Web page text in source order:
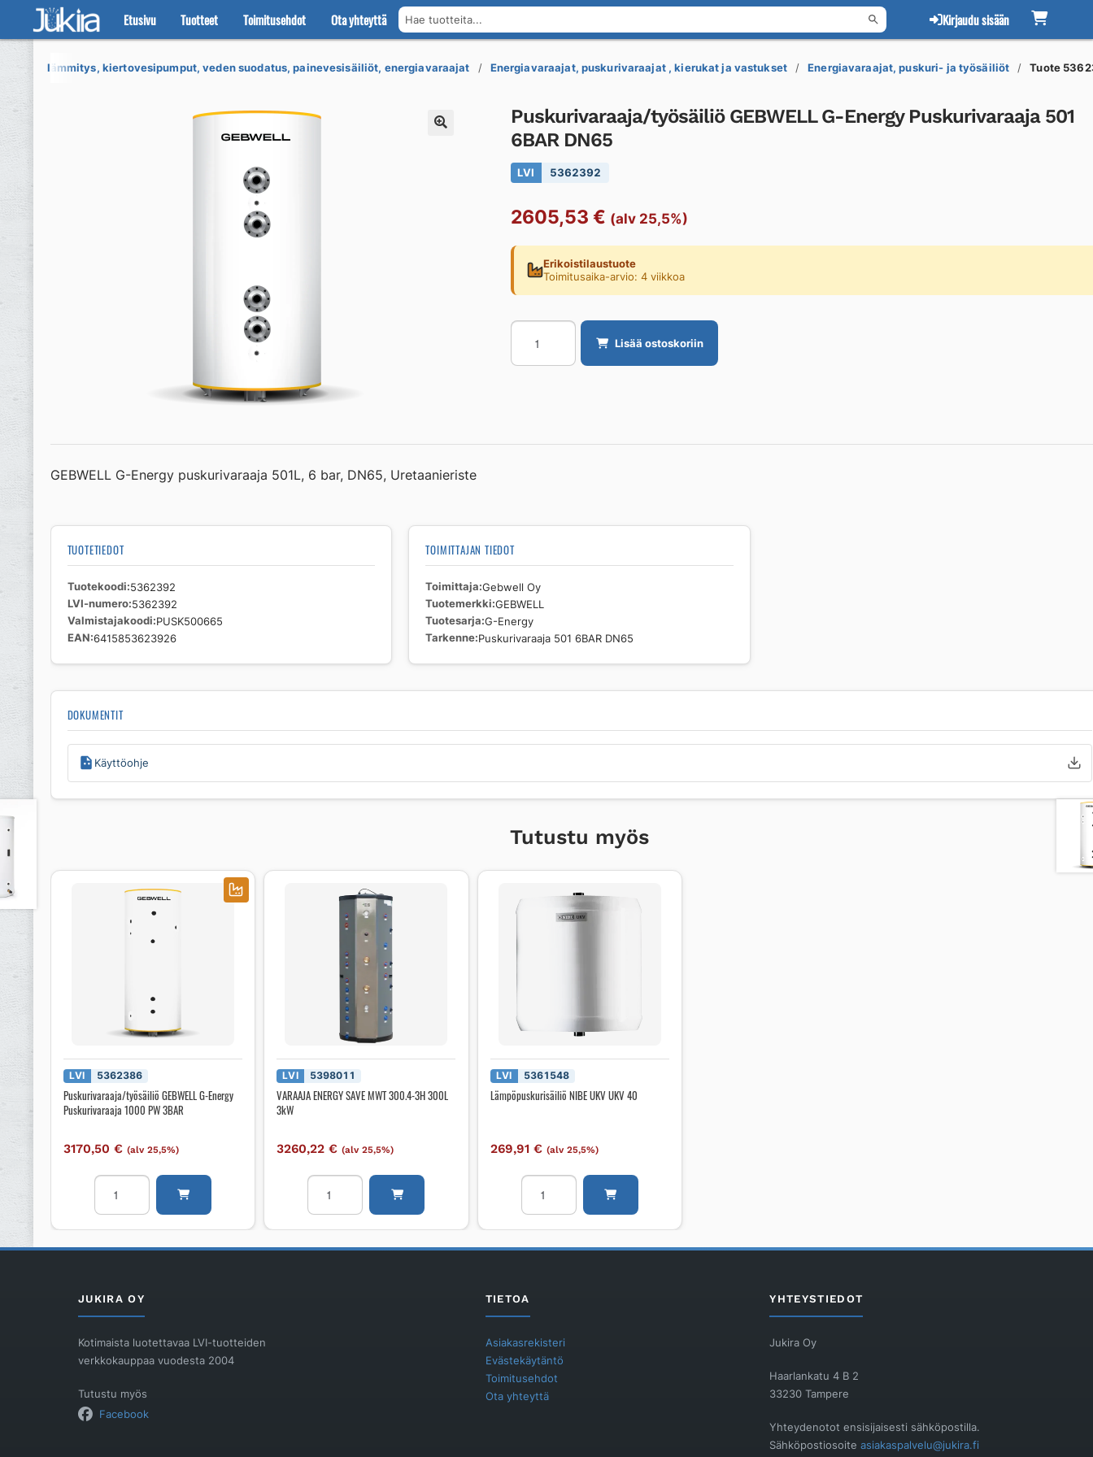
Etusivu Tuotteet Toimitusehdot Ota yhteyttä Hae tuotteita... Kirjaudu sisään
Siirry
navigointiin
Siirry
sisältöön
lämmitys, kiertovesipumput, veden suodatus, painevesisäiliöt, energiavaraajat Energiavaraajat, puskurivaraajat , kierukat ja vastukset Energiavaraajat, puskuri- ja työsäiliöt Tuote
Puskurivaraaja/työsäiliö GEBWELL G-Energy Puskurivaraaja 501
6BAR DN65
LVI 5362392
2605,53 € (alv 25,5%)
Erikoistilaustuote
Toimitusaika-arvio: 4 viikkoa
Puskurivaraaja/työsäiliö
GEBWELL
G-
Lisää ostoskoriin
GEBWELL G-Energy puskurivaraaja 501L, 6 bar, DN65, Uretaanieriste
TUOTETIEDOT
Tuotekoodi 5362392
LVI-numero 5362392
Valmistajakoodi PUSK500665
EAN 6415853623926
TOIMITTAJAN TIEDOT
Toimittaja Gebwell Oy
Tuotemerkki GEBWELL
Tuotesarja G-Energy
Tarkenne Puskurivaraaja 501 6BAR DN65
DOKUMENTIT
Käyttöohje
Tutustu myös
LVI 5362386
Puskurivaraaja/työsäiliö GEBWELL G-Energy
Puskurivaraaja 1000 PW 3BAR
3170,50€ (alv 25,5%)
Puskurivaraaja/työsäiliö
GEBWELL
G-
Puskurivaraaja
LVI 5398011
VARAAJA ENERGY SAVE MWT 300.4-3H 300L
3kW
3260,22€ (alv 25,5%)
VARAAJA
ENERGY
SAVE
300.4-
LVI 5361548
Lämpöpuskurisäiliö NIBE UKV UKV 40
269,91 € (alv 25,5%)
Lämpöpuskurisäiliö
NIBE
UKV
40
JUKIRA OY
Kotimaista luotettavaa LVI-tuotteiden
verkkokauppaa vuodesta 2004
Tutustu myös
Facebook
TIETOA
Asiakasrekisteri
Evästekäytäntö
Toimitusehdot
Ota yhteyttä
YHTEYSTIEDOT
Jukira Oy
Haarlankatu 4 B 2
33230 Tampere
Yhteydenotot ensisijaisesti sähköpostilla.
Sähköpostiosoiteasiakaspalvelu@jukira.fi